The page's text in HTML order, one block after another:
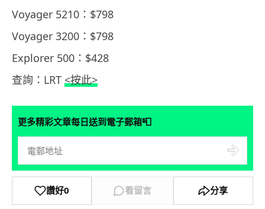
Voyager 5210：$798
Voyager 3200：$798
Explorer 500：$428
查詢：LRT <按此>
更多精彩文章每日送到電子郵箱📮
讚好0 看留言 分享